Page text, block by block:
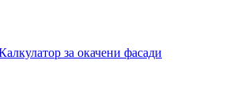
за окачени фасади